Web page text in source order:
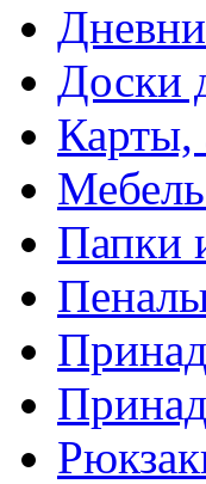
Доски
Карты,
Папки